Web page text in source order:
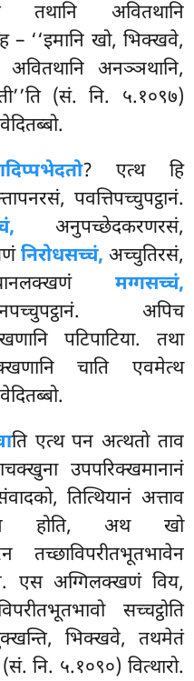
तथानि अवितथानि
– ‘‘इमानि खो, भिक्खवे,
अवितथानि अनञ्ञथानि,
(सं. नि. ५.१०९७)
? एत्थ हि
पवत्तिपच्चुपट्ठानं.
अनुपच्छेदकरणरसं,
निरोधसच्चं, अच्चुतिरसं,
मग्गसच्चं,
अपिच
पटिपाटिया. तथा
चाति एवमेत्थ
ति एत्थ पन अत्थतो ताव
उपपरिक्खमानानं
तित्थियानं अत्ताव
होति, अथ खो
तच्छाविपरीतभूतभावेन
एस अग्गिलक्खणं विय,
सच्चट्ठोति
भिक्खवे, तथमेतं
नि. ५.१०९०) वित्थारो.